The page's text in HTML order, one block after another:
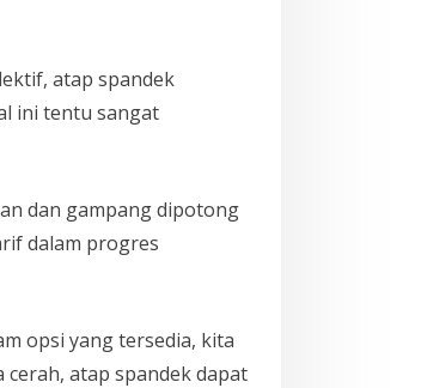
atap spandek
ini tentu sangat
dan gampang dipotong
dalam progres
opsi yang tersedia, kita
atap spandek dapat